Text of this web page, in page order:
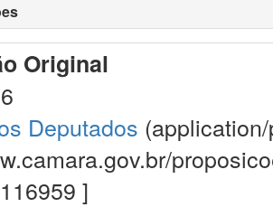
Original
Deputados
]